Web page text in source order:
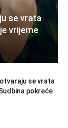
se vrata
vrijeme
se vrata
pokreće